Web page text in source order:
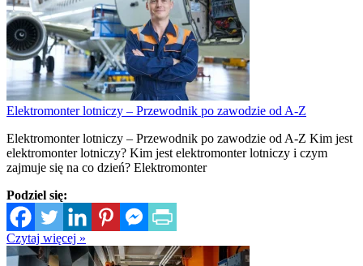
Elektromonter lotniczy – Przewodnik po zawodzie od A-Z
Elektromonter lotniczy – Przewodnik po zawodzie od A-Z Kim jest
elektromonter lotniczy? Kim jest elektromonter lotniczy i czym
zajmuje się na co dzień? Elektromonter
Podziel się:
Czytaj więcej »